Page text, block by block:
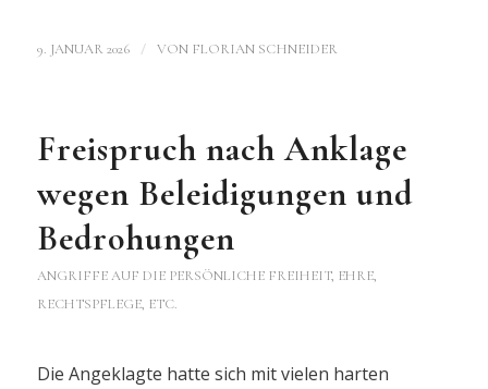
9. JANUAR 2026 / VON FLORIAN SCHNEIDER
Freispruch nach Anklage
wegen Beleidigungen und
Bedrohungen
ANGRIFFE AUF DIE PERSÖNLICHE FREIHEIT, EHRE,
RECHTSPFLEGE, ETC.
Die Angeklagte hatte sich mit vielen harten